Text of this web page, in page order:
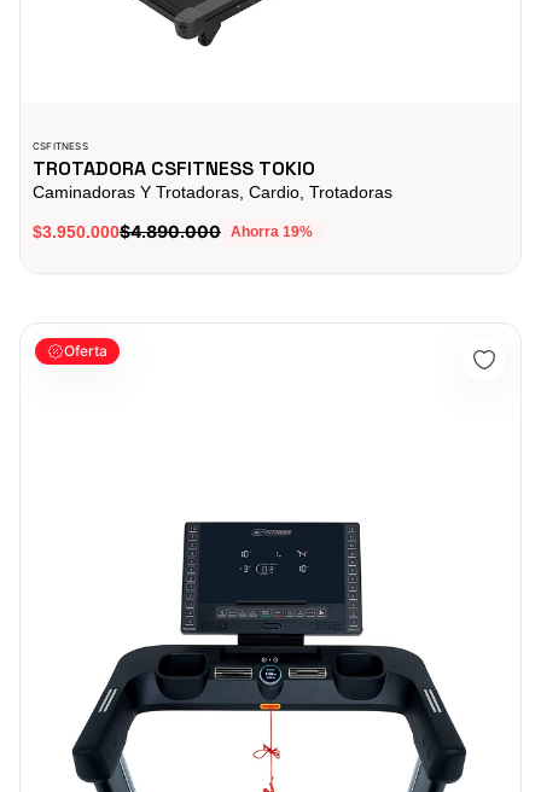
CSFITNESS
TROTADORA CSFITNESS TOKIO
Caminadoras Y Trotadoras, Cardio, Trotadoras
$3.950.000$4.890.000 Ahorra 19%
TROTADORA CSFITNESS SYDNEY
Oferta